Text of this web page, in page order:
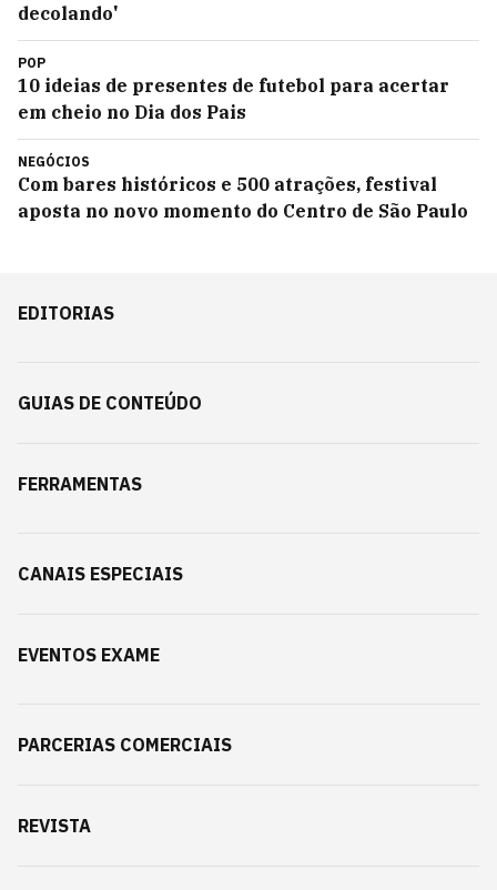
decolando'
POP
10 ideias de presentes de futebol para acertar
em cheio no Dia dos Pais
NEGÓCIOS
Com bares históricos e 500 atrações, festival
aposta no novo momento do Centro de São Paulo
EDITORIAS
GUIAS DE CONTEÚDO
FERRAMENTAS
CANAIS ESPECIAIS
EVENTOS EXAME
PARCERIAS COMERCIAIS
REVISTA